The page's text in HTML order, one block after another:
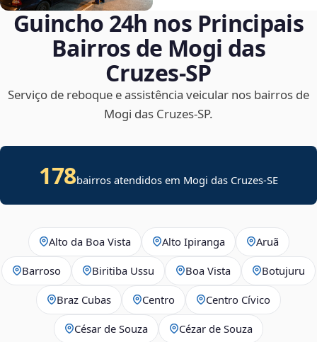
Guincho 24h nos Principais
Bairros de Mogi das
Cruzes‑SP
Serviço de reboque e assistência veicular nos bairros de
Mogi das Cruzes‑SP.
178bairros atendidos em Mogi das Cruzes-SE
Alto da Boa Vista Alto Ipiranga Aruã
Barroso Biritiba Ussu Boa Vista Botujuru
Braz Cubas Centro Centro Cívico
César de Souza Cézar de Souza